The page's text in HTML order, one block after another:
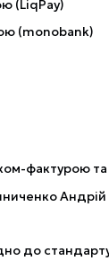
(LiqPay)
(monobank)
фактурою
Андрій
до